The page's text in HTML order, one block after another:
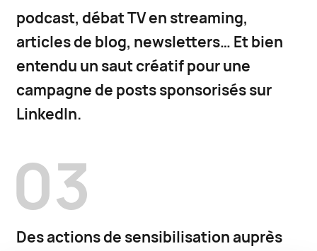
podcast, débat TV en streaming,
articles de blog, newsletters… Et bien
entendu un saut créatif pour une
campagne de posts sponsorisés sur
LinkedIn.
03
Des actions de sensibilisation auprès